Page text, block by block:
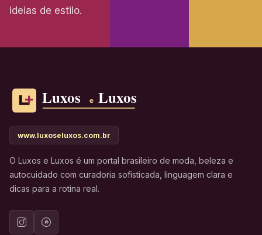
ideias de estilo.
www.luxoseluxos.com.br
O Luxos e Luxos é um portal brasileiro de moda, beleza e
autocuidado com curadoria sofisticada, linguagem clara e
dicas para a rotina real.